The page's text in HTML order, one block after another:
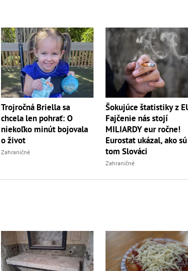
Trojročná Briella sa
chcela len pohrať: O
niekoľko minút bojovala
o život
Zahraničné
Šokujúce štatistiky z
Fajčenie nás stojí
MILIARDY eur ročne!
Eurostat ukázal, ako
tom Slováci
Zahraničné